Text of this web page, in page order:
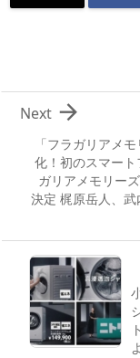
「フラガリアメ
化！初のスマー
ガリアメモリー
決定 梶原岳人、

Next